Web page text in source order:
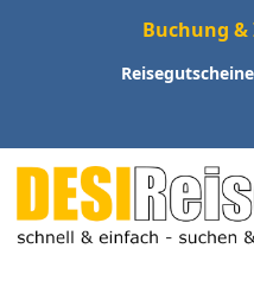
Buchung &
Reisegutscheine